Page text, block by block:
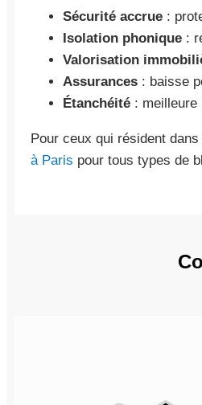
Sécurité accrue :
Isolation phonique :
Valorisation
Assurances : baisse
Étanchéité : meilleure
Pour ceux qui résident
à Paris pour tous types de